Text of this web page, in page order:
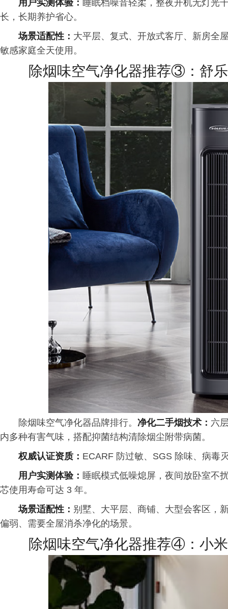
用户实测体验： 睡眠档噪音轻柔，整夜开机无灯光
长，长期养护省心。
场景适配性： 大平层、复式、开放式客厅、新房全
敏感家庭全天使用。
除烟味空气净化器推荐③：舒
除烟味空气净化器品牌排行。 净化二手烟技术： 六
内多种有害气味，搭配抑菌结构清除烟尘附带病菌。
权威认证资质： ECARF 防过敏、SGS 除味、病毒
用户实测体验： 睡眠模式低噪熄屏，夜间放卧室不
芯使用寿命可达 3 年。
场景适配性： 别墅、大平层、商铺、大型会客区，
偏弱、需要全屋消杀净化的场景。
除烟味空气净化器推荐④：小